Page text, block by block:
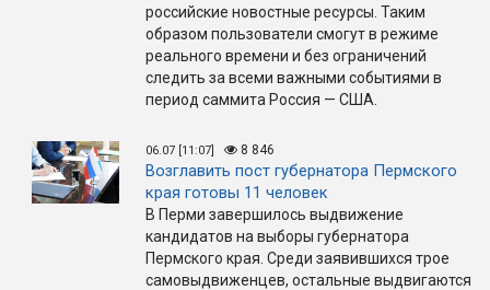
российские новостные ресурсы. Таким
образом пользователи смогут в режиме
реального времени и без ограничений
следить за всеми важными событиями в
период саммита Россия — США.
06.07 [11:07] 8 846
Возглавить пост губернатора Пермского
края готовы 11 человек
В Перми завершилось выдвижение
кандидатов на выборы губернатора
Пермского края. Среди заявившихся трое
самовыдвиженцев, остальные выдвигаются